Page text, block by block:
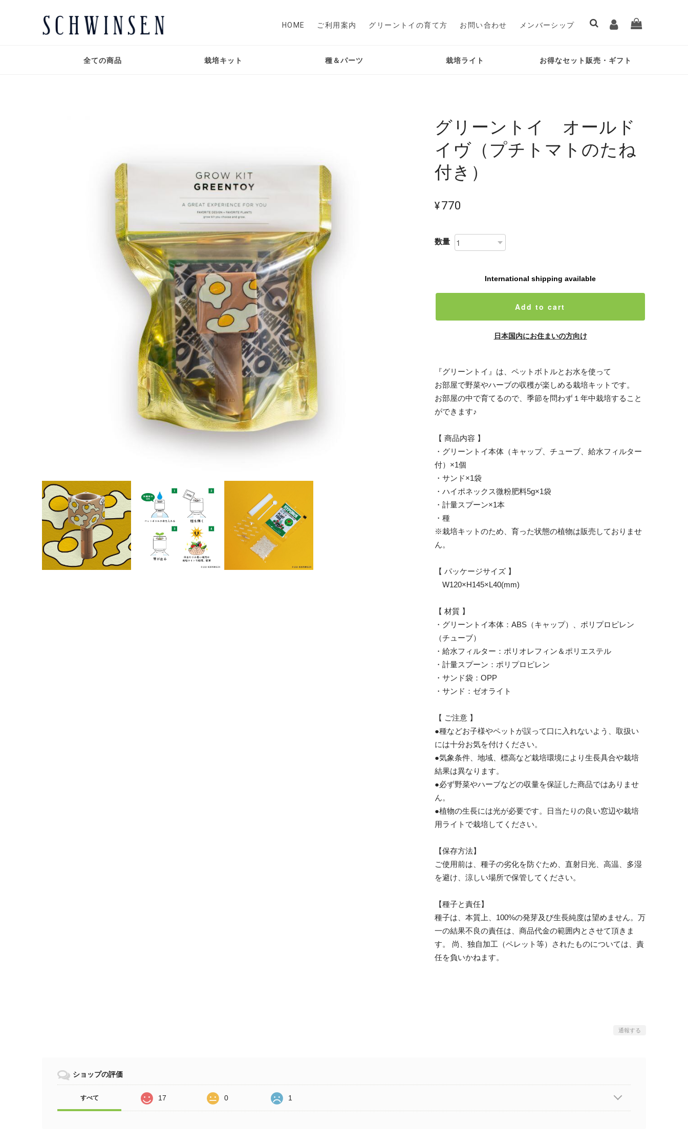
HOME ご利用案内 グリーントイの育て方 お問い合わせ メンバーシップ
全ての商品 栽培キット 種＆パーツ 栽培ライト お得なセット販売・ギフト
グリーントイ オールド
イヴ（プチトマトのたね
付き）
¥770
数量
International shipping available
Add to cart
日本国内にお住まいの方向け
『グリーントイ』は、ペットボトルとお水を使って
お部屋で野菜やハーブの収穫が楽しめる栽培キットです。
お部屋の中で育てるので、季節を問わず１年中栽培すること
ができます♪
【 商品内容 】
・グリーントイ本体（キャップ、チューブ、給水フィルター
付）×1個
・サンド×1袋
・ハイポネックス微粉肥料5g×1袋
・計量スプーン×1本
・種
※栽培キットのため、育った状態の植物は販売しておりませ
ん。
【 パッケージサイズ 】
W120×H145×L40(mm)
【 材質 】
・グリーントイ本体：ABS（キャップ）、ポリプロピレン
（チューブ）
・給水フィルター：ポリオレフィン＆ポリエステル
・計量スプーン：ポリプロピレン
・サンド袋：OPP
・サンド：ゼオライト
【 ご注意 】
●種などお子様やペットが誤って口に入れないよう、取扱い
には十分お気を付けください。
●気象条件、地域、標高など栽培環境により生長具合や栽培
結果は異なります。
●必ず野菜やハーブなどの収量を保証した商品ではありませ
ん。
●植物の生長には光が必要です。日当たりの良い窓辺や栽培
用ライトで栽培してください。
【保存方法】
ご使用前は、種子の劣化を防ぐため、直射日光、高温、多湿
を避け、涼しい場所で保管してください。
【種子と責任】
種子は、本質上、100%の発芽及び生長純度は望めません。万
一の結果不良の責任は、商品代金の範囲内とさせて頂きま
す。 尚、独自加工（ペレット等）されたものについては、責
任を負いかねます。
通報する
ショップの評価
すべて 17 0 1